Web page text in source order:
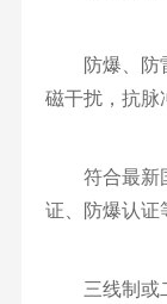
防爆、防
磁干扰，抗脉
符合最新
证、防爆认证
三线制或二